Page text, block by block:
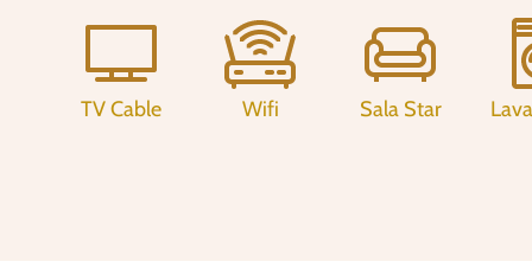
TV Cable Wifi Sala Star